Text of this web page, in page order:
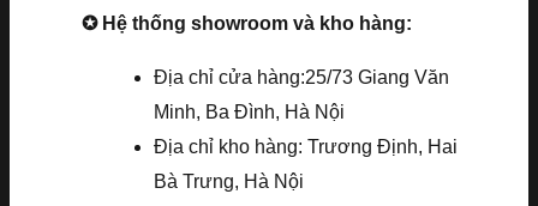
✪ Hệ thống showroom và kho hàng:
Địa chỉ cửa hàng:25/73 Giang Văn
Minh, Ba Đình, Hà Nội
Địa chỉ kho hàng: Trương Định, Hai
Bà Trưng, Hà Nội